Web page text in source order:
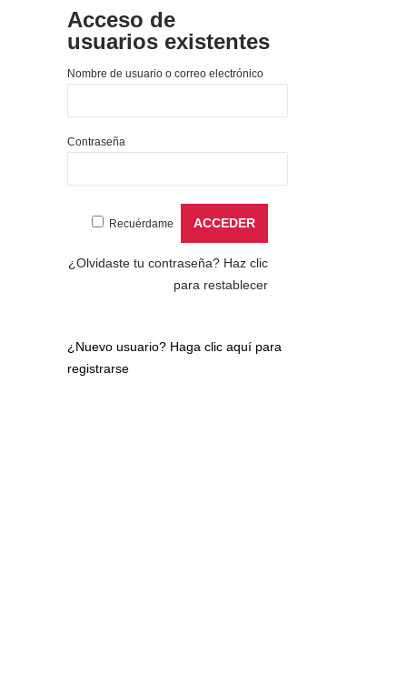
Acceso de
usuarios existentes
Nombre de usuario o correo electrónico
Contraseña
Recuérdame
¿Olvidaste tu contraseña? Haz clic
para restablecer
¿Nuevo usuario? Haga clic aquí para
registrarse